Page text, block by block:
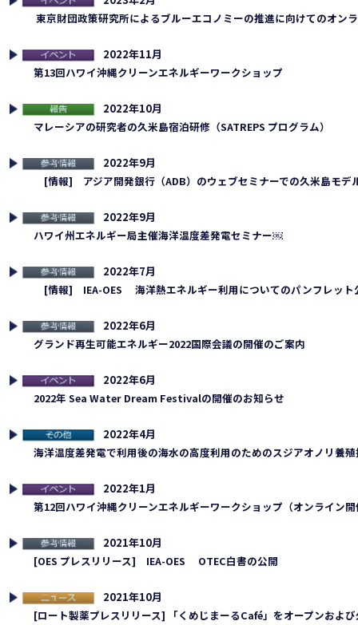
連イベント
東京財団政策研究所によるブルーエコノミーの推進に向けてのオン
連イベント
2022年11月
第13回ハワイ沖縄クリーンエネルギーワークショップ
2022年10月
マレーシアの研究者の久米島宿泊研修（SATREPS プログラム）
考情報
2022年9月
[情報] アジア開発銀行（ADB）のウェブセミナーでの久米島モデ
考情報
2022年9月
ハワイ州エネルギー局主催海洋温度差発電セミナー￼
考情報
2022年7月
[情報] IEA-OES 海洋熱エネルギー利用についてのパンフレット
考情報
2022年6月
グランド再生可能エネルギー2022国際会議の開催のご案内
連イベント
2022年6月
2022年 Sea Water Dream Festivalの開催のお知らせ
の他
2022年4月
海洋温度差発電で利用後の海水の高度利用のためのスジアオノリ養
連イベント
2022年1月
第12回ハワイ沖縄クリーンエネルギーワークショップ（オンライン
考情報
2021年10月
[OES プレスリリース] IEA-OES OTEC白書の公開
ュース
2021年10月
[ロート製薬プレスリリース] 「くめじまーるCafé」をオープンおよ